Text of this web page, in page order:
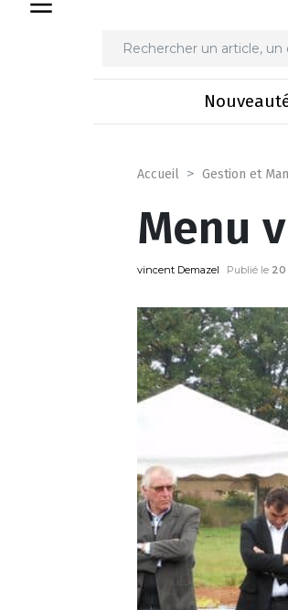
Accueil Gestion et
Menu
vincent Demazel Publié le 20